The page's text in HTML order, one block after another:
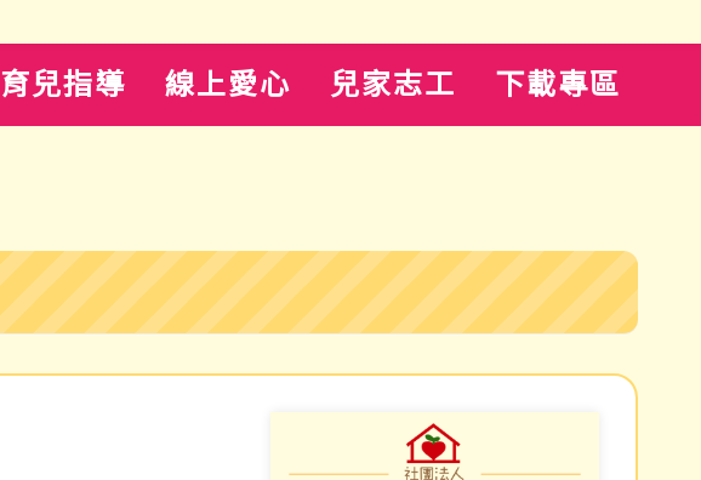
育兒指導 線上愛心 兒家志工 下載專區